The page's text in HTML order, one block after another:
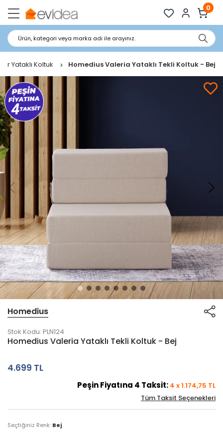
0
Ürün, kategori veya marka adı ile arayınız.
Yataklı Koltuk Homedius Valeria Yataklı Tekli Koltuk - Bej
Homedius
Stok Kodu: PLN124
Homedius Valeria Yataklı Tekli Koltuk - Bej
4.699 TL
Peşin Fiyatına 4 Taksit: 4 x1.174,75 TL
Tüm Taksit Seçenekleri
Seçtiğiniz Renk: Bej